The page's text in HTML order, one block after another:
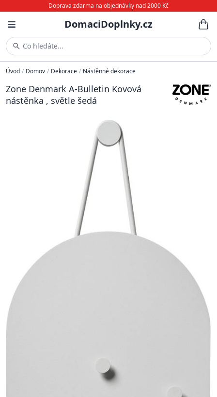
Doprava zdarma na objednávky nad 2000 Kč
DomaciDoplnky.cz
Co hledáte...
Úvod / Domov / Dekorace / Nástěnné dekorace
Zone Denmark A-Bulletin Kovová
nástěnka , světle šedá